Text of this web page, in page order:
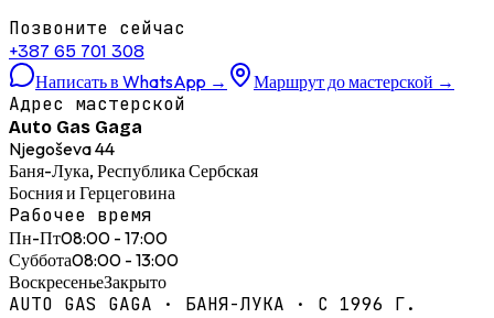
Позвоните сейчас
+387 65 701 308
Написать в WhatsApp → Маршрут до мастерской →
Адрес мастерской
Auto Gas Gaga
Njegoševa 44
Баня-Лука, Республика Сербская
Босния и Герцеговина
Рабочее время
Пн-Пт08:00 - 17:00
Суббота08:00 - 13:00
ВоскресеньеЗакрыто
AUTO GAS GAGA · БАНЯ-ЛУКА · С 1996 Г.